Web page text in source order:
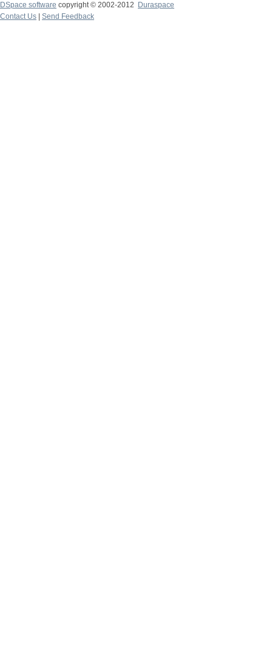
DSpace software copyright © 2002-2012
Duraspace
Contact Us
Send Feedback